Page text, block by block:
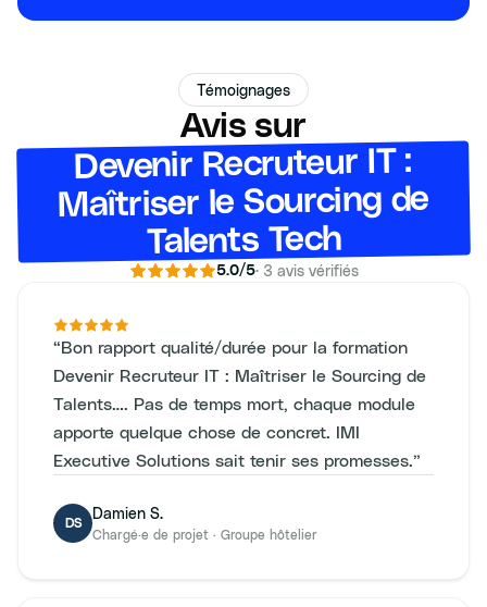
Témoignages
Avis sur
Devenir Recruteur IT :
Maîtriser le Sourcing de
Talents Tech
5.0/5· 3 avis vérifiés
“Bon rapport qualité/durée pour la formation
Devenir Recruteur IT : Maîtriser le Sourcing de
Talents…. Pas de temps mort, chaque module
apporte quelque chose de concret. IMI
Executive Solutions sait tenir ses promesses.”
DS
Damien S.
Chargé·e de projet · Groupe hôtelier